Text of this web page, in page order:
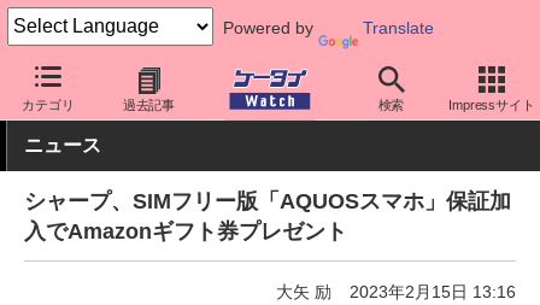
Powered by Translate
カテゴリ 過去記事 検索 Impressサイト
ケータイ Watch OS Android AQUOS
ニュース
シャープ、SIMフリー版「AQUOSスマホ」保証加
入でAmazonギフト券プレゼント
大矢 励 2023年2月15日 13:16